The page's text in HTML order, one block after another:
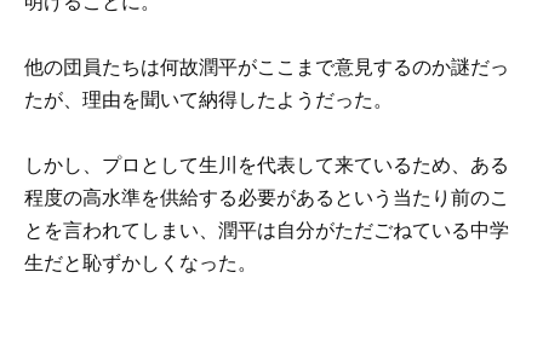
他の団員たちは何故潤平がここまで意見するのか謎だっ
たが、理由を聞いて納得したようだった。
しかし、プロとして生川を代表して来ているため、ある
程度の高水準を供給する必要があるという当たり前のこ
とを言われてしまい、潤平は自分がただごねている中学
生だと恥ずかしくなった。